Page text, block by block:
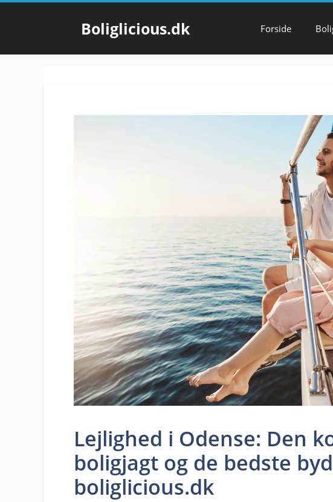
Hop
Boliglicious.dk Forside
Lejlighed i Odense: Den
boligjagt og de bedste
boliglicious.dk